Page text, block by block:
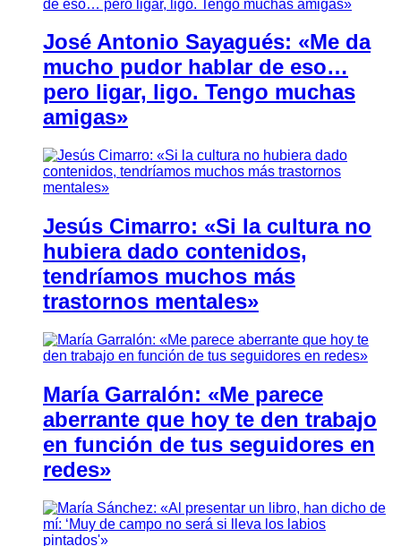
José Antonio Sayagués: «Me da
mucho pudor hablar de eso…
pero ligar, ligo. Tengo muchas
amigas»
Jesús Cimarro: «Si la cultura no
hubiera dado contenidos,
tendríamos muchos más
trastornos mentales»
María Garralón: «Me parece
aberrante que hoy te den trabajo
en función de tus seguidores en
redes»